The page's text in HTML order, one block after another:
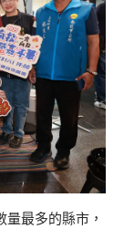
最多的縣市，